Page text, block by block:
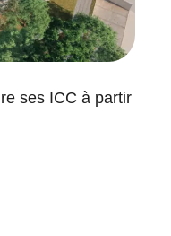
ses ICC à partir